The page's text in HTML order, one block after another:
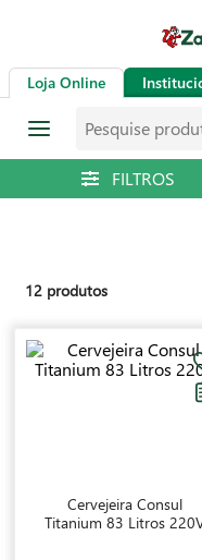
Loja Online
12 produtos
Cervejeira Consul
Titanium 83 Litros